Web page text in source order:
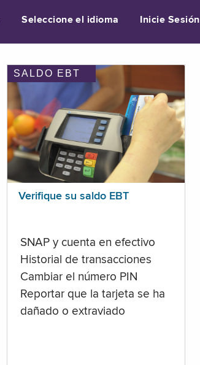
Seleccione el idioma Inicie Sesión
SALDO EBT
Verifique su saldo EBT
SNAP y cuenta en efectivo
Historial de transacciones
Cambiar el número PIN
Reportar que la tarjeta se ha
dañado o extraviado